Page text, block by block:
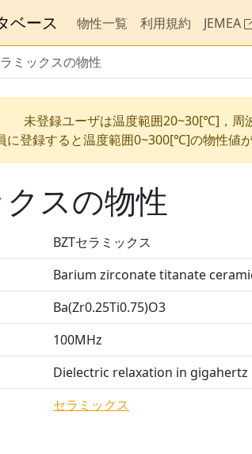
ベース 物性一覧 利用規約 JEMEA
ミックスの物性
未登録ユーザは温度範囲20~30[℃]，周
に登録すると温度範囲0~300[℃]の物性値
スの物性
BZTセラミックス
Barium zirconate titanate
Ba(Zr0.25Ti0.75)O3
100MHz
Dielectric relaxation in
セラミックス